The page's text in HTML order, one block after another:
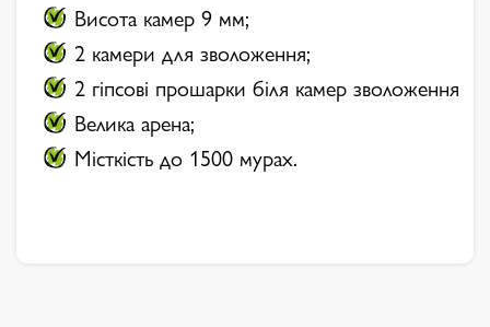
Висота камер 9 мм;
2 камери для зволоження;
2 гіпсові прошарки біля камер зволоження
Велика арена;
Місткість до 1500 мурах.